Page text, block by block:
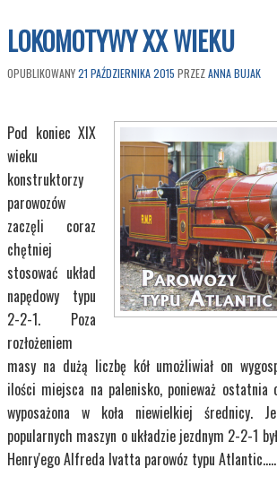
LOKOMOTYWY XX WIEKU
OPUBLIKOWANY21 PAŹDZIERNIKA 2015 PRZEZANNA BUJAK
Pod koniec XIX
wieku
konstruktorzy
parowozów
zaczęli coraz
chętniej
stosować układ
napędowy typu
2-2-1. Poza
rozłożeniem
masy na dużą liczbę kół umożliwiał on
ilości miejsca na palenisko, ponieważ ostatnia
wyposażona w koła niewielkiej średnicy.
popularnych maszyn o układzie jezdnym 2-2-1
Henry'ego Alfreda Ivatta parowóz typu Atlantic…..